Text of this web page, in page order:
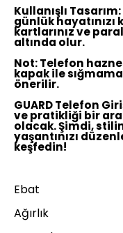
Kullanışlı Tasarım:
günlük hayatınızı
kartlarınız ve
altında olur.
Not:Telefon
kapak ile
önerilir.
GUARD Telefon
ve pratikliği bir
olacak. Şimdi,
yaşantınızı
keşfedin!
Ebat
Ağırlık